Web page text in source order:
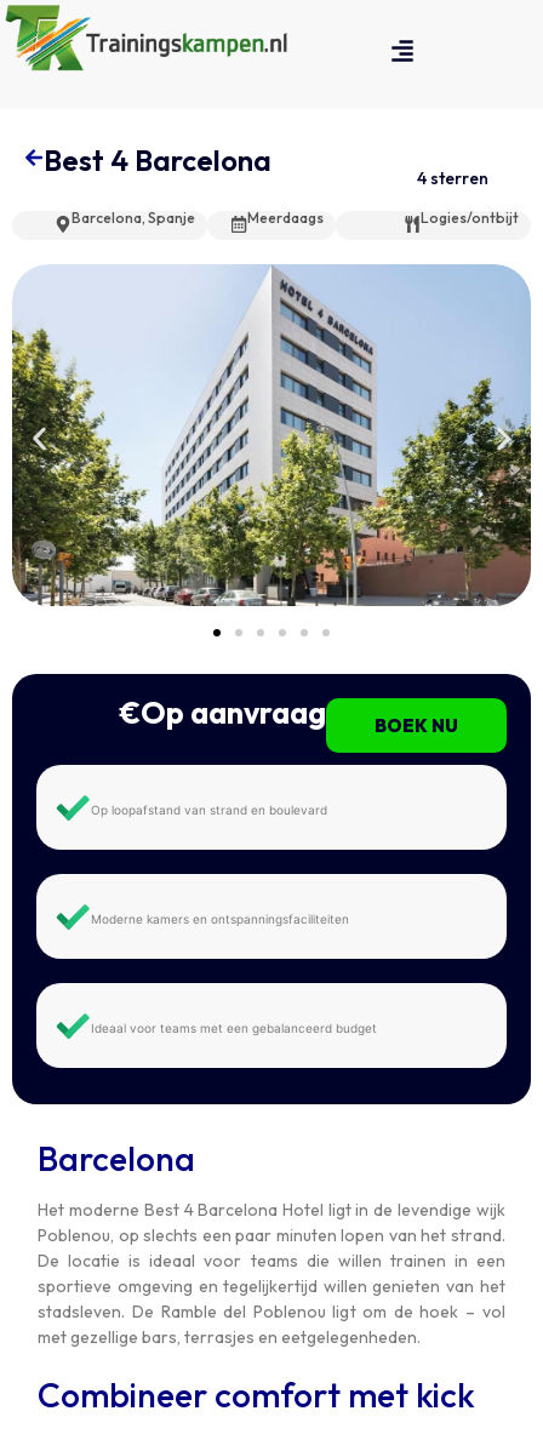
Best 4 Barcelona 4 sterren
Barcelona, Spanje Meerdaags Logies/ontbijt
BOEK NU
€Op aanvraag
Op loopafstand van strand en boulevard
Moderne kamers en ontspanningsfaciliteiten
Ideaal voor teams met een gebalanceerd budget
Barcelona
Het moderne Best 4 Barcelona Hotel ligt in de levendige wijk
Poblenou, op slechts een paar minuten lopen van het strand.
De locatie is ideaal voor teams die willen trainen in een
sportieve omgeving en tegelijkertijd willen genieten van het
stadsleven. De Ramble del Poblenou ligt om de hoek – vol
met gezellige bars, terrasjes en eetgelegenheden.
Combineer comfort met kick